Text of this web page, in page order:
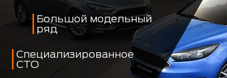
Большой модельный
ряд
Специализированное
СТО